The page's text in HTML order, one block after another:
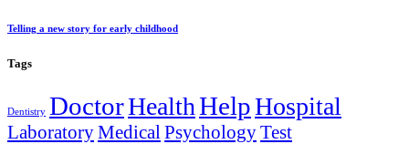
Telling a new story for early childhood
Tags
Dentistry DoctorHealthHelpHospital
LaboratoryMedicalPsychologyTest